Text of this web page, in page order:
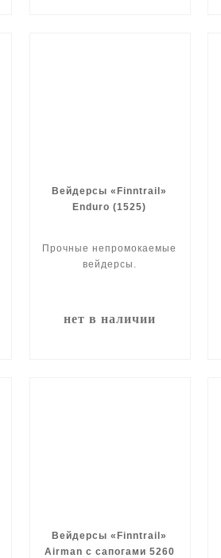
Вейдерсы «Finntrail»
Enduro (1525)
Прочные непромокаемые
вейдерсы.
нет в наличии
Вейдерсы «Finntrail»
Airman с сапогами 5260